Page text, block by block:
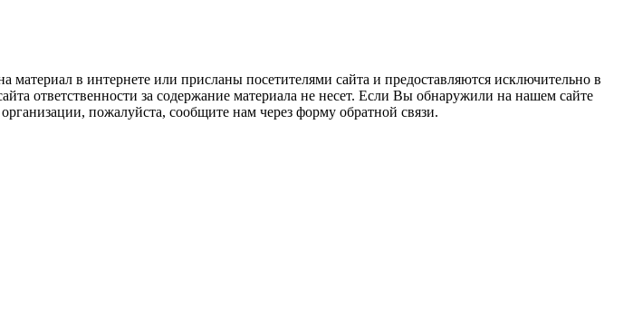
в интернете или присланы посетителями сайта и предоставляются исключительно в
ответственности за содержание материала не несет. Если Вы обнаружили на нашем сайте
пожалуйста, сообщите нам через форму обратной связи.